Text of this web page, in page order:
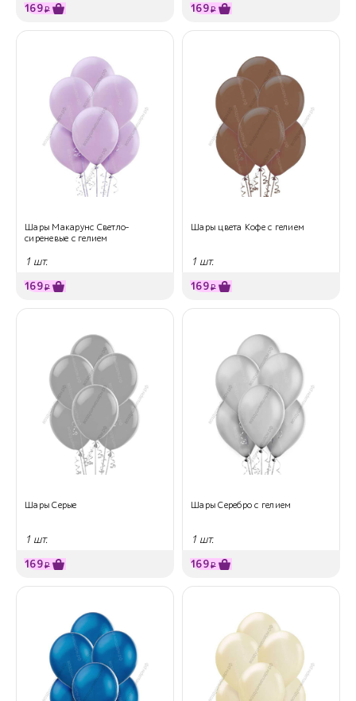
169₽ 169₽
Шары Макарунс Светло-
сиреневые с гелием
1 шт.
169₽
Шары цвета Кофе с гелием
1 шт.
169₽
Шары Серые
1 шт.
169₽
Шары Серебро с гелием
1 шт.
169₽